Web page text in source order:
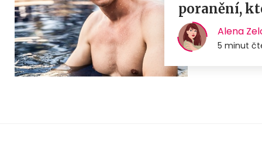
poranění,
Alena
5 minut